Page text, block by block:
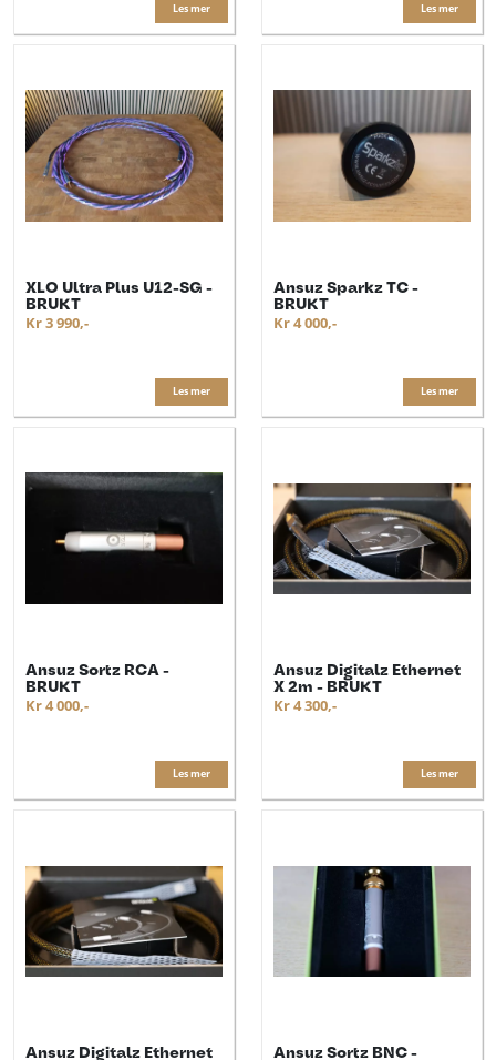
Les mer Les mer
XLO Ultra Plus U12-SG -
BRUKT
Kr 3 990,-
Les mer
Ansuz Sparkz TC -
BRUKT
Kr 4 000,-
Les mer
Ansuz Sortz RCA -
BRUKT
Kr 4 000,-
Les mer
Ansuz Digitalz Ethernet
X 2m - BRUKT
Kr 4 300,-
Les mer
Ansuz Digitalz Ethernet
Ansuz Sortz BNC -